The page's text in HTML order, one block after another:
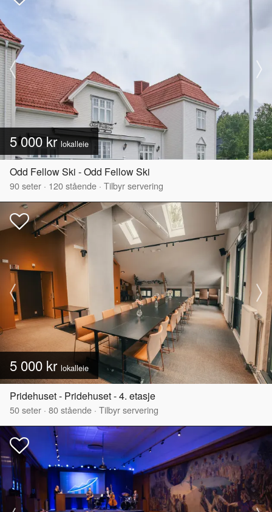
5 000 krlokalleie
Odd Fellow Ski - Odd Fellow Ski
90seter · 120stående · Tilbyr servering
5 000 kr lokalleie
Pridehuset - Pridehuset - 4. etasje
50seter · 80stående · Tilbyr servering